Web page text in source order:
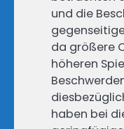
und die
da größere
höheren
haben bei